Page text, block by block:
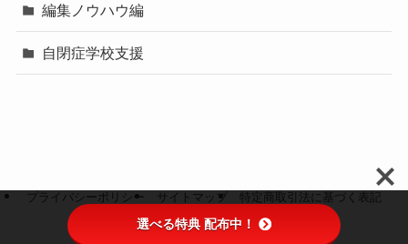
編集ノウハウ編
自閉症学校支援
プライバシーポリシー サイトマップ 特定商取引法に基づく表記
© Roys Peak Creating.
選べる特典 配布中！